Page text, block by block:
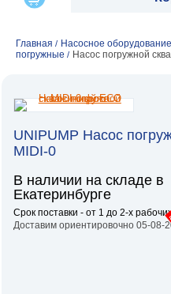
Главная / Насосное оборудование
погружные / Насос погружной
UNIPUMP Насос
MIDI-0
В наличии на складе в
Екатеринбурге
Срок поставки - от 1 до 2-х
Доставим ориентировочно 05-08-